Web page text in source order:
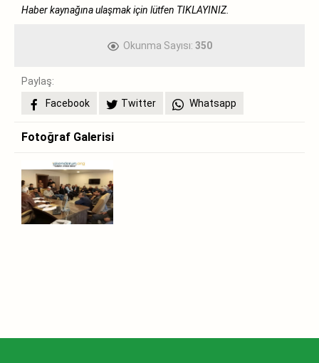
Haber kaynağına ulaşmak için lütfen TIKLAYINIZ.
Okunma Sayısı: 350
Paylaş:
Facebook
Twitter Whatsapp
Fotoğraf Galerisi